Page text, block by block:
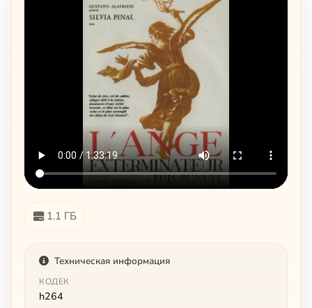
1.1 ГБ
Техническая информация
КОДЕК
h264